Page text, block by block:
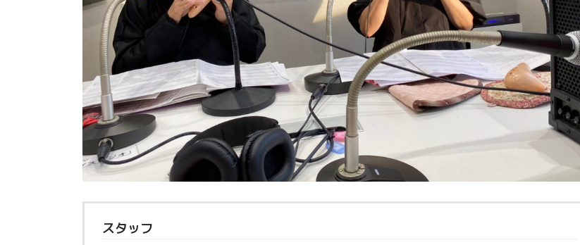
スタッフ